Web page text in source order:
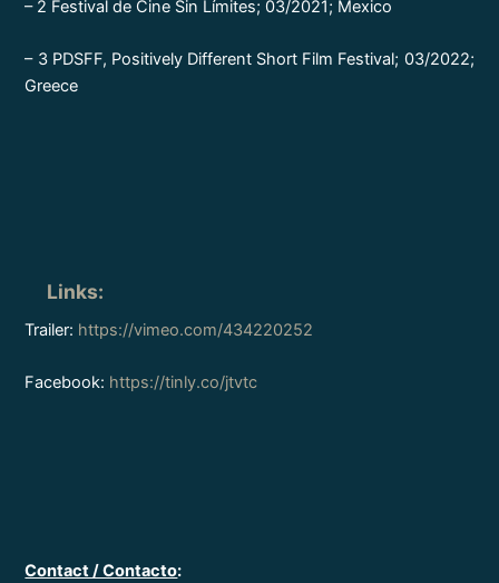
– 2 Festival de Cine Sin Límites; 03/2021; Mexico
– 3 PDSFF, Positively Different Short Film Festival; 03/2022;
Greece
Links:
Trailer: https://vimeo.com/434220252
Facebook: https://tinly.co/jtvtc
Contact / Contacto: